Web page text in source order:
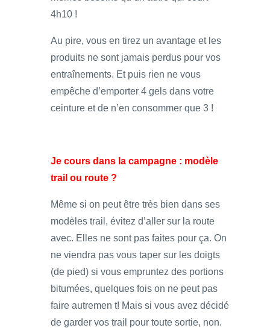
4h10 !
Au pire, vous en tirez un avantage et les
produits ne sont jamais perdus pour vos
entraînements. Et puis rien ne vous
empêche d’emporter 4 gels dans votre
ceinture et de n’en consommer que 3 !
Je cours dans la campagne : modèle
trail ou route ?
Même si on peut être très bien dans ses
modèles trail, évitez d’aller sur la route
avec. Elles ne sont pas faites pour ça. On
ne viendra pas vous taper sur les doigts
(de pied) si vous empruntez des portions
bitumées, quelques fois on ne peut pas
faire autremen t! Mais si vous avez décidé
de garder vos trail pour toute sortie, non.